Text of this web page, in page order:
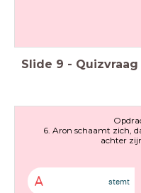
Slide 9 - Quizvraag
6. Aron schaamt zich,
achter
A stemt